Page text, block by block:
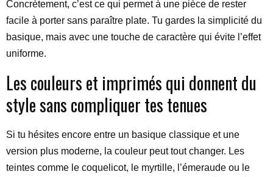
Concrètement, c’est ce qui permet à une pièce de rester
facile à porter sans paraître plate. Tu gardes la simplicité du
basique, mais avec une touche de caractère qui évite l’effet
uniforme.
Les couleurs et imprimés qui donnent du
style sans compliquer tes tenues
Si tu hésites encore entre un basique classique et une
version plus moderne, la couleur peut tout changer. Les
teintes comme le coquelicot, le myrtille, l’émeraude ou le